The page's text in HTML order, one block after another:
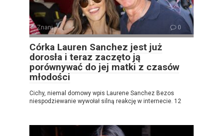
Znani 0
Córka Lauren Sanchez jest już
dorosła i teraz zaczęto ją
porównywać do jej matki z czasów
młodości
Cichy, niemal domowy wpis Laurene Sanchez Bezos
niespodziewanie wywołał silną reakcję w internecie. 12